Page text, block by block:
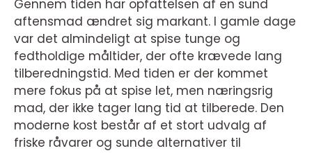
Gennem tiden har opfattelsen af en sund
aftensmad ændret sig markant. I gamle dage
var det almindeligt at spise tunge og
fedtholdige måltider, der ofte krævede lang
tilberedningstid. Med tiden er der kommet
mere fokus på at spise let, men næringsrig
mad, der ikke tager lang tid at tilberede. Den
moderne kost består af et stort udvalg af
friske råvarer og sunde alternativer til